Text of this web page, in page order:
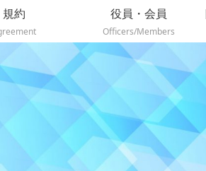
規約
役員・会員
Officers/Members